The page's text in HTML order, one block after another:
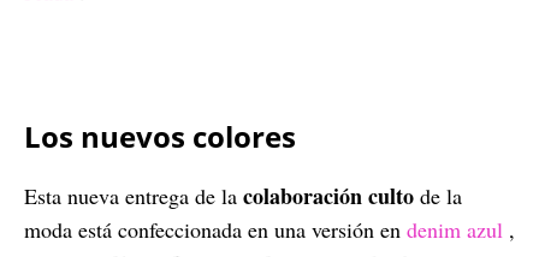
Los nuevos colores
Esta nueva entrega de la colaboración culto de la
moda está confeccionada en una versión en denim azul ,